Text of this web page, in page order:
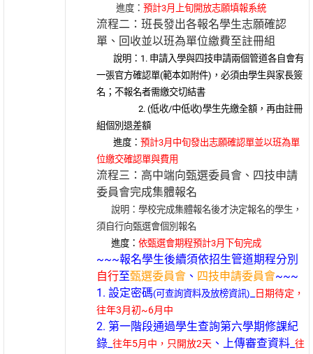
進度：預計3月上旬開放志願填報系統
流程二：班長發出各報名學生志願確認
單、回收並以班為單位繳費至註冊組
說明：1. 申請入學與四技申請兩個管道各自會有
一張官方確認單(範本如附件)，必須由學生與家長簽
名；不報名者需繳交切結書
2. (低收/中低收)學生先繳全額，再由註冊
組個別退差額
進度：預計3月中旬發出志願確認單並以班為單
位繳交確認單與費用
流程三：高中端向甄選委員會、四技申請
委員會完成集體報名
說明：學校完成集體報名後才決定報名的學生，
須自行向甄選會個別報名
進度：依甄選會期程預計3月下旬完成
~~~報名學生後續須依招生管道期程分別
自行至甄選委員會 、 四技申請委員會~~~
1. 設定密碼(可查詢資料及放榜資訊)
日期待定，
往年3月初~6月中
2. 第一階段通過學生查詢第六學期修課紀
錄_往年5月中，只開放2天 、 上傳審查資料_往